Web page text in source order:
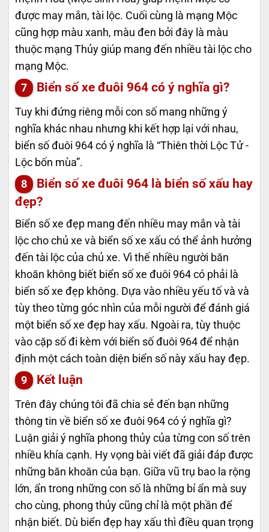
được may mắn, tài lộc. Cuối cùng là mạng Mộc
cũng hợp màu xanh, màu đen bởi đây là màu
thuộc mạng Thủy giúp mang đến nhiều tài lộc cho
mạng Mộc.
Biển số xe đuôi 964 có ý nghĩa gì?
Tuy khi đứng riêng mỗi con số mang những ý
nghĩa khác nhau nhưng khi kết hợp lại với nhau,
biển số đuôi 964 có ý nghĩa là “Thiên thời Lộc Tử -
Lộc bốn mùa”.
Biển số xe đuôi 964 là biển số xấu hay
đẹp?
Biển số xe đẹp mang đến nhiều may mắn và tài
lộc cho chủ xe và biển số xe xấu có thể ảnh hưởng
đến tài lộc của chủ xe. Vì thế nhiều người băn
khoăn không biết biển số xe đuôi 964 có phải là
biển số xe đẹp không. Dựa vào nhiều yếu tố và và
tùy theo từng góc nhìn của mỗi người để đánh giá
một biển số xe đẹp hay xấu. Ngoài ra, tùy thuộc
vào cặp số đi kèm với biển số đuôi 964 để nhận
định một cách toàn diện biển số này xấu hay đẹp.
Kết luận
Trên đây chúng tôi đã chia sẻ đến bạn những
thông tin về biển số xe đuôi 964 có ý nghĩa gì?
Luận giải ý nghĩa phong thủy của từng con số trên
nhiều khía cạnh. Hy vọng bài viết đã giải đáp được
những băn khoăn của bạn. Giữa vũ trụ bao la rộng
lớn, ẩn trong những con số là những bí ẩn mà suy
cho cùng, phong thủy cũng chỉ là một phần để
nhận biết. Dù biển đẹp hay xấu thì điều quan trọng